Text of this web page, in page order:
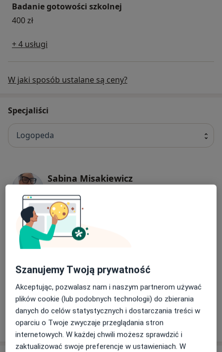
Badanie gotowości szkolnej
400 zł
+ 4 usługi
W jaki sposób ustalane są ceny?
Specjaliści
Logopeda
Sabina Misakiewicz
mgr Grażyna Banach
Natalia Mrugała
Logopeda
4 opinie
Szanujemy Twoją prywatność
Akceptując, pozwalasz nam i naszym partnerom używać
plików cookie (lub podobnych technologii) do zbierania
danych do celów statystycznych i dostarczania treści w
oparciu o Twoje zwyczaje przeglądania stron
internetowych. W każdej chwili możesz sprawdzić i
zaktualizować swoje preferencje w ustawieniach. W